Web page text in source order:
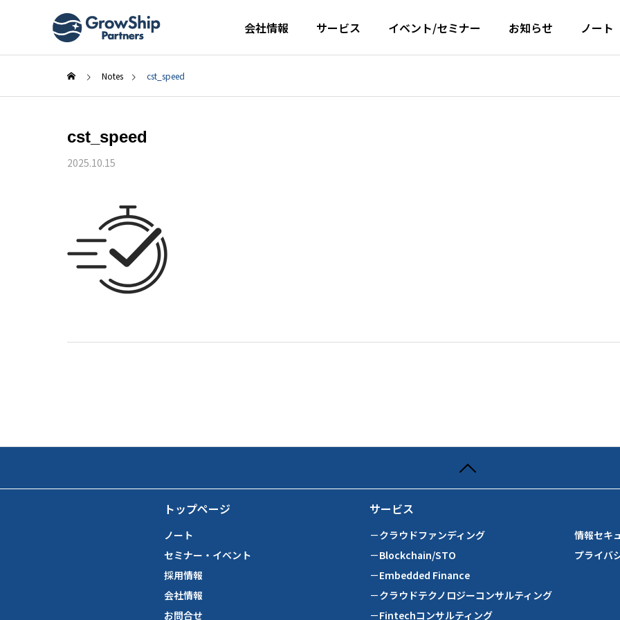
会社情報 サービス イベント/セミナー お知らせ ノート
Notes cst_speed
cst_speed
2025.10.15
トップページ
ノート
セミナー・イベント
採用情報
会社情報
お問合せ
サービス
－クラウドファンディング
－Blockchain/STO
－Embedded Finance
－クラウドテクノロジーコンサルティング
－Fintechコンサルティング
情報セキ
プライバ